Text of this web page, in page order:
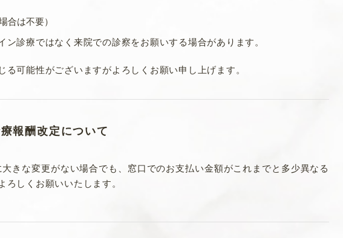
合は不要）
診療ではなく来院での診察をお願いする場合があります。
可能性がございますがよろしくお願い申し上げます。
報酬改定について
きな変更がない場合でも、窓口でのお支払い金額がこれまでと多少異なる
ろしくお願いいたします。